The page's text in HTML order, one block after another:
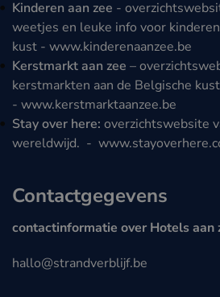
Kinderen aan zee -
weetjes en leuke info voor
kust - www.kinderenaanzee.be
Kerstmarkt aan zee –
kerstmarkten aan de Belgische kust
- www.kerstmarktaanzee.be
Stay over here: overzichtswebsite
wereldwijd. -
Contactgegevens
contactinformatie over Hotels aan
hallo@strandverblijf.be